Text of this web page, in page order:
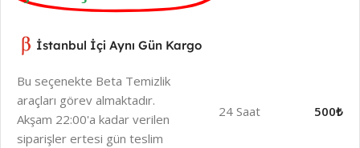
İstanbul İçi Aynı Gün Kargo
Bu seçenekte Beta Temizlik
araçları görev almaktadır.
Akşam 22:00'a kadar verilen
siparişler ertesi gün teslim
24 Saat 500₺